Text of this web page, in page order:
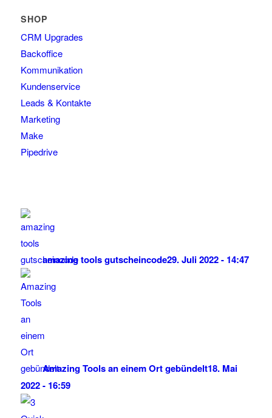
SHOP
CRM Upgrades
Backoffice
Kommunikation
Kundenservice
Leads & Kontakte
Marketing
Make
Pipedrive
amazing tools gutscheincode29. Juli 2022 - 14:47
Amazing Tools an einem Ort gebündelt18. Mai
2022 - 16:59